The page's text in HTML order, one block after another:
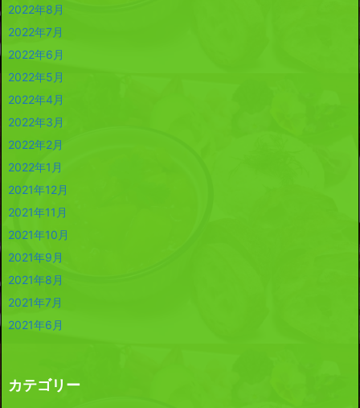
2022年8月
2022年7月
2022年6月
2022年5月
2022年4月
2022年3月
2022年2月
2022年1月
2021年12月
2021年11月
2021年10月
2021年9月
2021年8月
2021年7月
2021年6月
カテゴリー